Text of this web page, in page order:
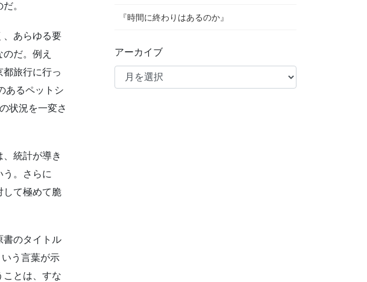
。
、あらゆる要
だ。例え
旅行に行っ
あるペットシ
状況を一変さ
統計が導き
。さらに
して極めて脆
書のタイトル
う言葉が示
ことは、すな
『時間に終わりはあるのか』
アーカイブ